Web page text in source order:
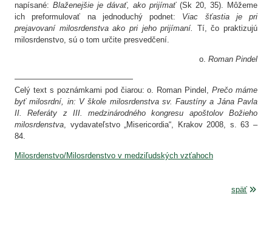
napísané: Blaženejšie je dávať, ako prijímať (Sk 20, 35). Môžeme
ich preformulovať na jednoduchý podnet: Viac šťastia je pri
prejavovaní milosrdenstva ako pri jeho prijímaní. Tí, čo praktizujú
milosrdenstvo, sú o tom určite presvedčení.
o. Roman Pindel
———————————————
Celý text s poznámkami pod čiarou: o. Roman Pindel,Prečo máme
byť milosrdní, in: V škole milosrdenstva sv. Faustíny a Jána Pavla
II. Referáty z III. medzinárodného kongresu apoštolov Božieho
milosrdenstva, vydavateľstvo „Misericordia“, Krakov 2008, s. 63 –
84.
Milosrdenstvo/Milosrdenstvo v medziľudských vzťahoch
späť